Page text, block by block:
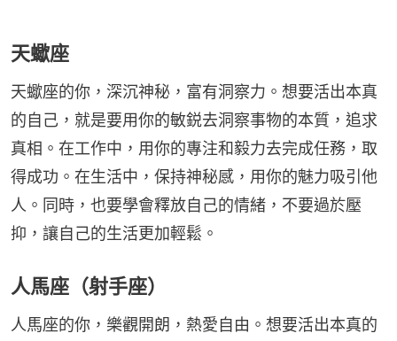
天蠍座
天蠍座的你，深沉神秘，富有洞察力。想要活出本真
的自己，就是要用你的敏鋭去洞察事物的本質，追求
真相。在工作中，用你的專注和毅力去完成任務，取
得成功。在生活中，保持神秘感，用你的魅力吸引他
人。同時，也要學會釋放自己的情緒，不要過於壓
抑，讓自己的生活更加輕鬆。
人馬座（射手座）
人馬座的你，樂觀開朗，熱愛自由。想要活出本真的